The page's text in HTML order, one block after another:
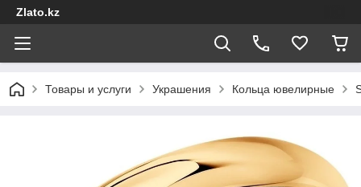
Zlato.kz
Товары и услуги Украшения Кольца ювелирные